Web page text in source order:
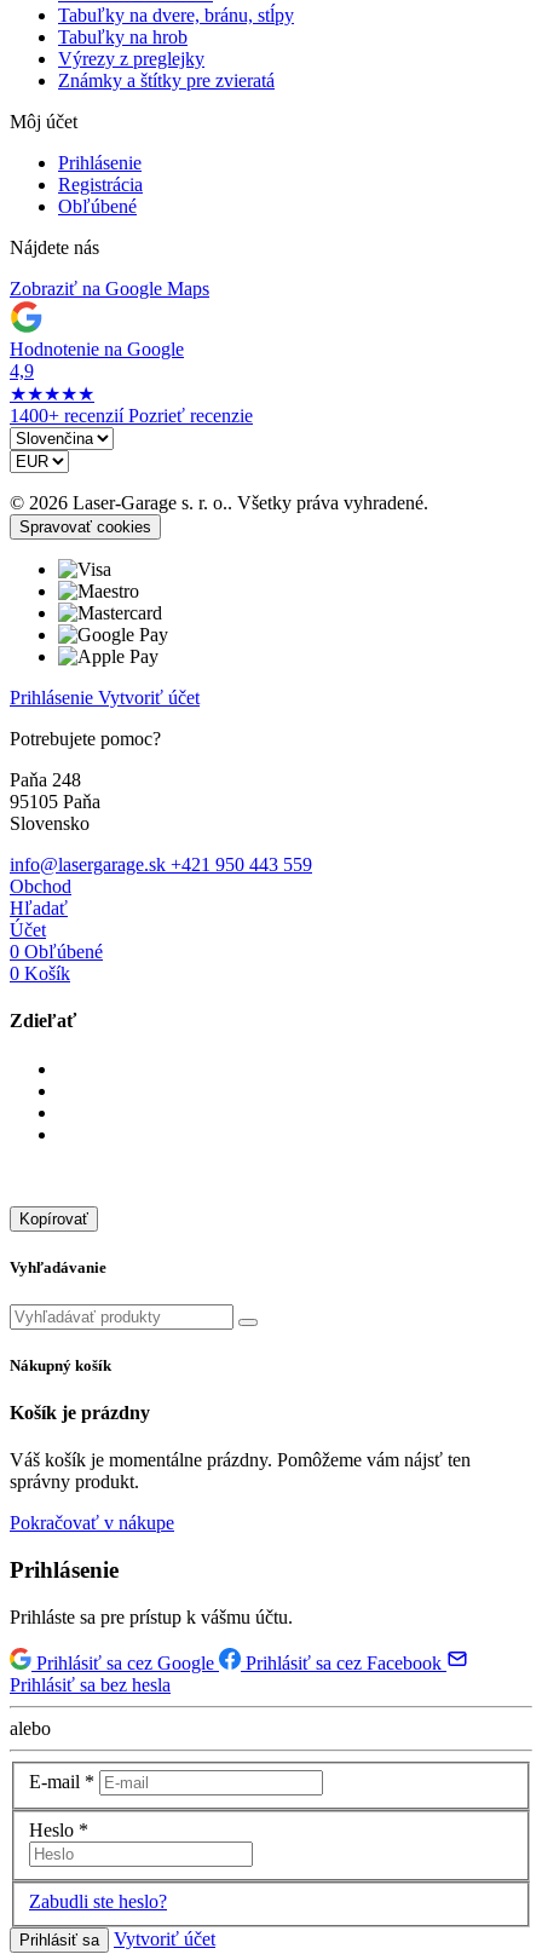
Tabuľky na dvere, bránu, stĺpy
Tabuľky na hrob
Výrezy z preglejky
Známky a štítky pre zvieratá
Môj účet
Prihlásenie
Registrácia
Obľúbené
Nájdete nás
Zobraziť na Google Maps
Hodnotenie na Google
4,9
★★★★★
1400+ recenzií Pozrieť recenzie
© 2026 Laser-Garage s. r. o.. Všetky práva vyhradené.
Spravovať cookies
Prihlásenie Vytvoriť účet
Potrebujete pomoc?
Paňa 248
95105 Paňa
Slovensko
info@lasergarage.sk +421 950 443 559
Obchod
Hľadať
Účet
0 Obľúbené
0 Košík
Zdieľať
Kopírovať
Vyhľadávanie
Nákupný košík
Košík je prázdny
Váš košík je momentálne prázdny. Pomôžeme vám nájsť ten
správny produkt.
Pokračovať v nákupe
Prihlásenie
Prihláste sa pre prístup k vášmu účtu.
Prihlásiť sa cez Google
Prihlásiť sa cez Facebook
Prihlásiť sa bez hesla
alebo
E-mail *
Heslo *
Zabudli ste heslo?
Prihlásiť sa Vytvoriť účet